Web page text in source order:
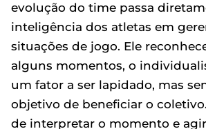
evolução do time passa
inteligência dos atletas em
situações de jogo. Ele
alguns momentos, o
um fator a ser lapidado, mas
objetivo de beneficiar o
de interpretar o momento e